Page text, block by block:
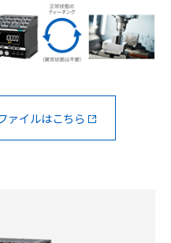
ァイルはこちら